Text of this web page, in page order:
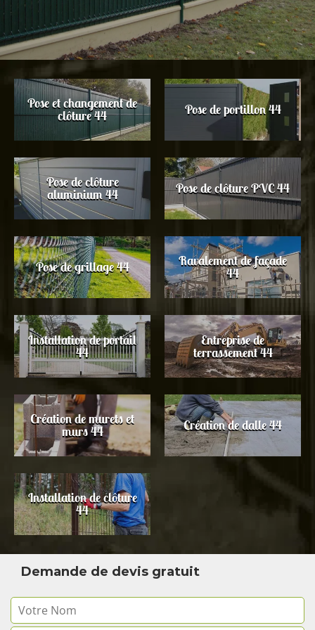
Pose et changement de
clôture 44 Pose de portillon 44
Pose de clôture
aluminium 44 Pose de clôture PVC 44
Pose de grillage 44 Ravalement de façade
44
Installation de portail
44
Entreprise de
terrassement 44
Création de murets et
murs 44 Création de dalle 44
Installation de clôture
44
Demande de devis gratuit